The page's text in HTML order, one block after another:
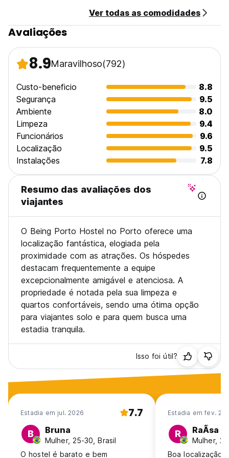
Licence Number 23970/AL
Ver todas as comodidades
Avaliações
8.9Maravilhoso(792)
Custo-beneficio
8.8
Segurança
9.5
Ambiente
8.0
Limpeza
9.4
Funcionários
9.6
Localização
9.5
Instalações
7.8
Resumo das avaliações dos
viajantes
O Being Porto Hostel no Porto oferece uma
localização fantástica, elogiada pela
proximidade com as atrações. Os hóspedes
destacam frequentemente a equipe
excepcionalmente amigável e atenciosa. A
propriedade é notada pela sua limpeza e
quartos confortáveis, sendo uma ótima opção
para viajantes solo e para quem busca uma
estadia tranquila.
Isso foi útil?
Estadia em jul. 2026 7.7
B Bruna
Mulher, 25-30, Brasil
O hostel é barato e bem
Estadia em fev.
R RaÃ­sa
Mulher,
Boa localização!